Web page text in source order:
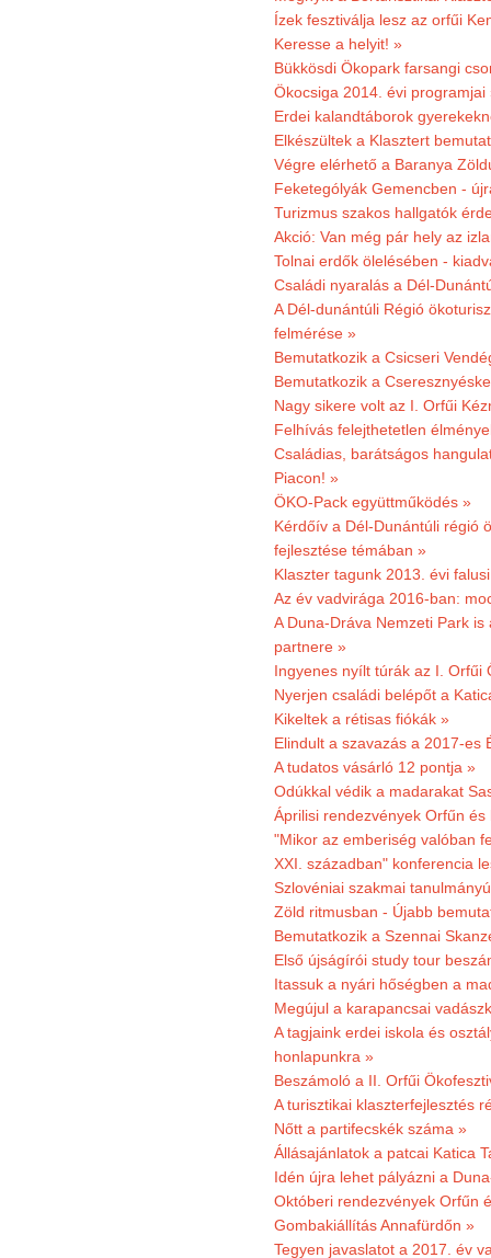
Ízek fesztiválja lesz az orfűi
Keresse a helyit! »
Bükkösdi Ökopark farsangi
Ökocsiga 2014. évi programjai
Erdei kalandtáborok
Elkészültek a Klasztert
Végre elérhető a Baranya
Feketególyák Gemencben -
Turizmus szakos hallgatók
Akció: Van még pár hely az
Tolnai erdők ölelésében -
Családi nyaralás a Dél-
A Dél-dunántúli Régió
felmérése »
Bemutatkozik a Csicseri
Bemutatkozik a
Nagy sikere volt az I. Orfűi
Felhívás felejthetetlen
Családias, barátságos
Piacon! »
ÖKO-Pack együttműködés »
Kérdőív a Dél-Dunántúli régió
fejlesztése témában »
Klaszter tagunk 2013. évi
Az év vadvirága 2016-ban:
A Duna-Dráva Nemzeti Park
partnere »
Ingyenes nyílt túrák az I. Orfűi
Nyerjen családi belépőt a
Kikeltek a rétisas fiókák »
Elindult a szavazás a 2017-es
A tudatos vásárló 12 pontja »
Odúkkal védik a madarakat
Áprilisi rendezvények Orfűn és
"Mikor az emberiség valóban
XXI. században" konferencia
Szlovéniai szakmai
Zöld ritmusban - Újabb
Bemutatkozik a Szennai
Első újságírói study tour
Itassuk a nyári hőségben a
Megújul a karapancsai
A tagjaink erdei iskola és
honlapunkra »
Beszámoló a II. Orfűi
A turisztikai klaszterfejlesztés
Nőtt a partifecskék száma »
Állásajánlatok a patcai Katica
Idén újra lehet pályázni a
Októberi rendezvények Orfűn
Gombakiállítás Annafürdőn »
Tegyen javaslatot a 2017. év